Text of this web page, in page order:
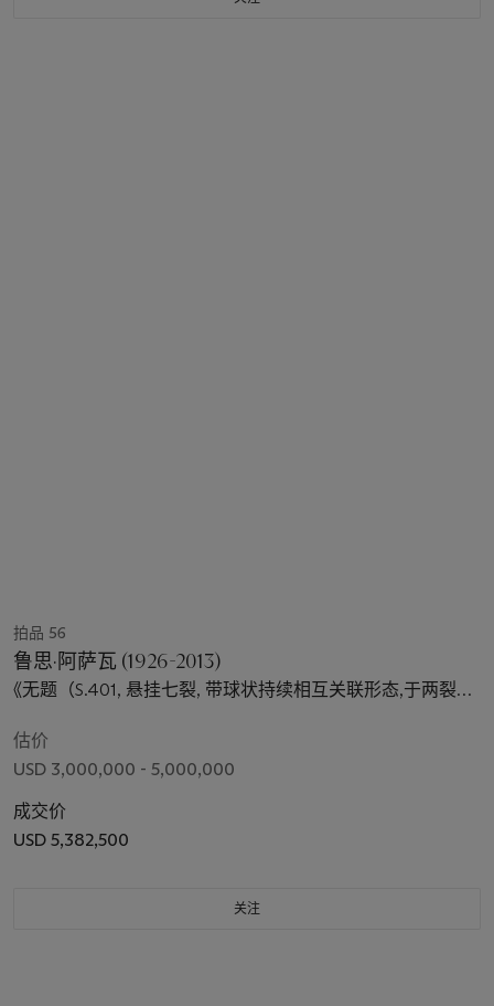
拍品 56
鲁思·阿萨瓦 (1926-2013)
《无题（S.401, 悬挂七裂, 带球状持续相互关联形态,于两裂片
估价
USD 3,000,000 - 5,000,000
成交价
USD 5,382,500
关注